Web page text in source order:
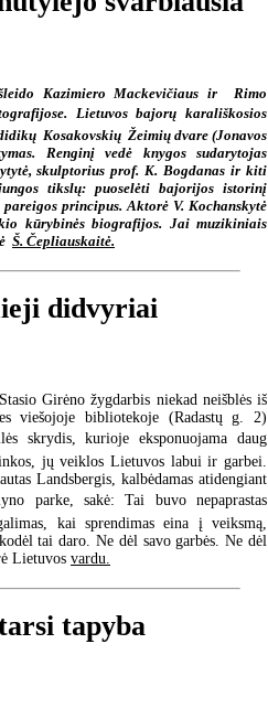
Kazimiero Mackevičiaus ir Rimo
Lietuvos bajorų karališkosios
Kosakovskių Žeimių dvare (Jonavos
Renginį vedė knygos sudarytojas
skulptorius prof. K. Bogdanas ir kiti
tikslų: puoselėti bajorijos istorinį
principus. Aktorė V. Kochanskytė
kūrybinės biografijos. Jai muzikiniais
Š. Čepliauskaitė.
didvyriai
Girėno žygdarbis niekad neišblės iš
viešojoje bibliotekoje (Radastų g. 2)
skrydis, kurioje eksponuojama daug
jų veiklos Lietuvos labui ir garbei.
Landsbergis, kalbėdamas atidengiant
parke, sakė: Tai buvo nepaprastas
kai sprendimas eina į veiksmą,
tai daro. Ne dėl savo garbės. Ne dėl
Lietuvos vardu.
tapyba